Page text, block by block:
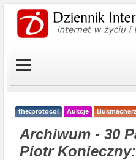
the:protocol Aukcje
Archiwum - 30
Piotr Konieczny: